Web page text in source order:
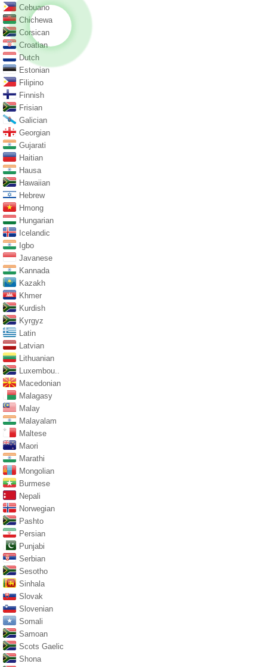
Cebuano
Chichewa
Corsican
Croatian
Dutch
Estonian
Filipino
Finnish
Frisian
Galician
Georgian
Gujarati
Haitian
Hausa
Hawaiian
Hebrew
Hmong
Hungarian
Icelandic
Igbo
Javanese
Kannada
Kazakh
Khmer
Kurdish
Kyrgyz
Latin
Latvian
Lithuanian
Luxembou..
Macedonian
Malagasy
Malay
Malayalam
Maltese
Maori
Marathi
Mongolian
Burmese
Nepali
Norwegian
Pashto
Persian
Punjabi
Serbian
Sesotho
Sinhala
Slovak
Slovenian
Somali
Samoan
Scots Gaelic
Shona